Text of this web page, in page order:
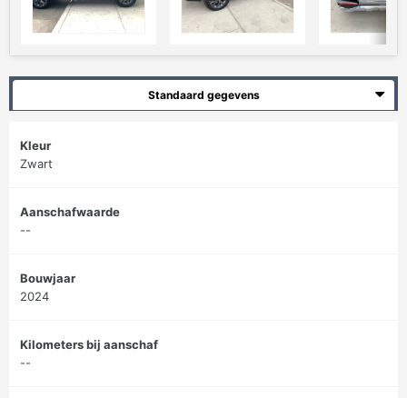
Standaard gegevens
Kleur
Zwart
Aanschafwaarde
--
Bouwjaar
2024
Kilometers bij aanschaf
--